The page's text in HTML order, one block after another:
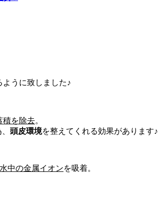
うに致しました♪
積を除去。
頭皮環境を整えてくれる効果があります♪
中の金属イオンを吸着。